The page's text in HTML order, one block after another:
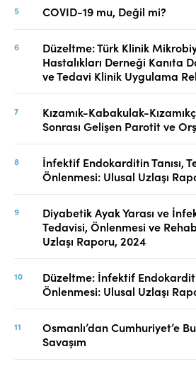
COVID-19 mu, Değil mi?
Düzeltme: Türk Klinik
Hastalıkları Derneği Kanıta
ve Tedavi Klinik Uygulama
Kızamık-Kabakulak-
Sonrası Gelişen Parotit ve
İnfektif Endokarditin Tanısı,
Önlenmesi: Ulusal Uzlaşı
Diyabetik Ayak Yarası ve
Tedavisi, Önlenmesi ve
Uzlaşı Raporu, 2024
Düzeltme: İnfektif
Önlenmesi: Ulusal Uzlaşı
Osmanlı’dan Cumhuriyet’e
Savaşım